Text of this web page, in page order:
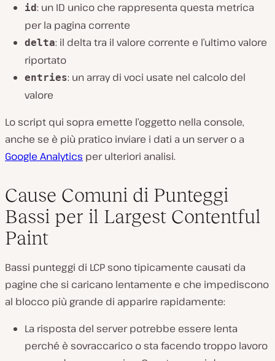
id: un ID unico che rappresenta questa metrica
per la pagina corrente
delta: il delta tra il valore corrente e l’ultimo valore
riportato
entries: un array di voci usate nel calcolo del
valore
Lo script qui sopra emette l’oggetto nella console,
anche se è più pratico inviare i dati a un server o a
Google Analytics per ulteriori analisi.
Cause Comuni di Punteggi
Bassi per il Largest Contentful
Paint
Bassi punteggi di LCP sono tipicamente causati da
pagine che si caricano lentamente e che impediscono
al blocco più grande di apparire rapidamente:
La risposta del server potrebbe essere lenta
perché è sovraccarico o sta facendo troppo lavoro